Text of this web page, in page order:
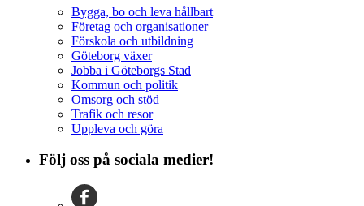
Bygga, bo och leva hållbart
Företag och organisationer
Förskola och utbildning
Göteborg växer
Jobba i Göteborgs Stad
Kommun och politik
Omsorg och stöd
Trafik och resor
Uppleva och göra
Följ oss på sociala medier!